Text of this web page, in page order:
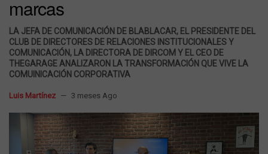
marcas
LA JEFA DE COMUNICACIÓN DE BLABLACAR, EL PRESIDENTE DEL
CLUB DE DIRECTORES DE RELACIONES INSTITUCIONALES Y
COMUNICACIÓN, LA DIRECTORA DE DIRCOM Y EL CEO DE
THEGARAGE ANALIZARON LA TRANSFORMACIÓN QUE VIVE LA
COMUINICACIÓN CORPORATIVA
Luis Martínez 3 meses Ago